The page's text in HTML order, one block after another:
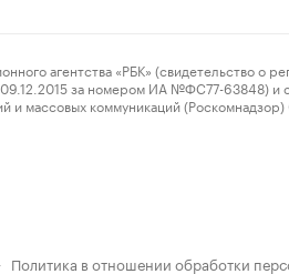
«РБК» (свидетельство о
за номером ИА №ФС77-63848) и
и массовых коммуникаций
· Политика в отношении обработки